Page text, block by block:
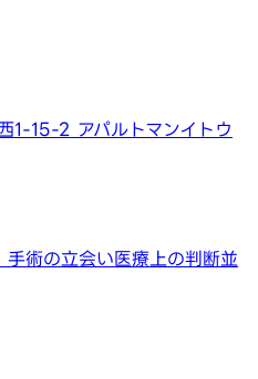
1-15-2 アパルトマンイトウ
手術の立会い医療上の判断並